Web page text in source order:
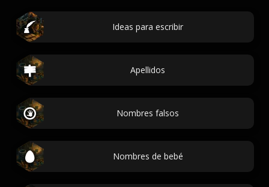
Ideas para escribir
Apellidos
Nombres falsos
Nombres de bebé